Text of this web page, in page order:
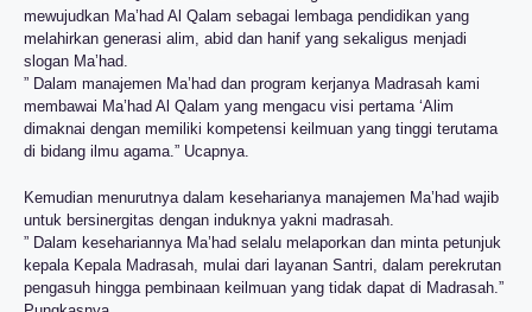
mewujudkan Ma’had Al Qalam sebagai lembaga pendidikan yang
melahirkan generasi alim, abid dan hanif yang sekaligus menjadi
slogan Ma’had.
” Dalam manajemen Ma’had dan program kerjanya Madrasah kami
membawai Ma’had Al Qalam yang mengacu visi pertama ‘Alim
dimaknai dengan memiliki kompetensi keilmuan yang tinggi terutama
di bidang ilmu agama.” Ucapnya.
Kemudian menurutnya dalam keseharianya manajemen Ma’had wajib
untuk bersinergitas dengan induknya yakni madrasah.
” Dalam kesehariannya Ma’had selalu melaporkan dan minta petunjuk
kepala Kepala Madrasah, mulai dari layanan Santri, dalam perekrutan
pengasuh hingga pembinaan keilmuan yang tidak dapat di Madrasah.”